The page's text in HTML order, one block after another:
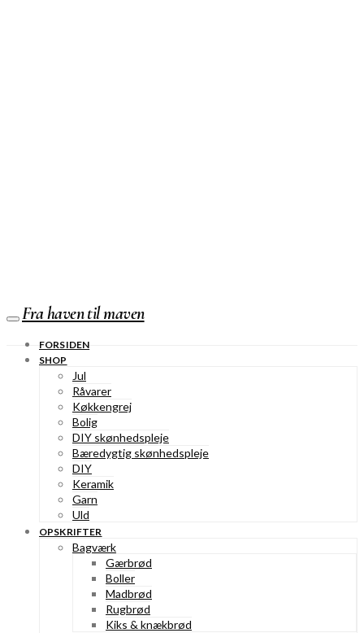
Fra haven til maven
FORSIDEN
SHOP
Jul
Råvarer
Køkkengrej
Bolig
DIY skønhedspleje
Bæredygtig skønhedspleje
DIY
Keramik
Garn
Uld
OPSKRIFTER
Bagværk
Gærbrød
Boller
Madbrød
Rugbrød
Kiks & knækbrød